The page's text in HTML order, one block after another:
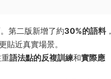
第二版新增了約30%的語料，
貼近真實場景。
語法點的反複訓練和實際應